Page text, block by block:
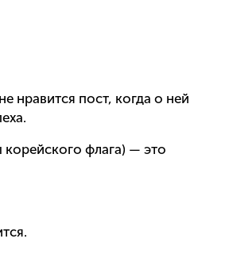
нравится пост, когда о ней
корейского флага) — это